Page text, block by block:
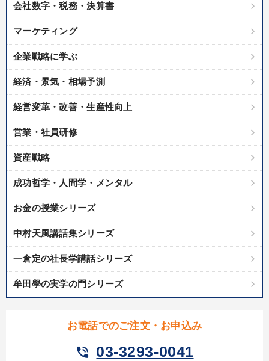
会社数字・税務・決算書
マーケティング
企業戦略に学ぶ
経済・景気・相場予測
経営変革・改善・生産性向上
営業・社員研修
資産戦略
成功哲学・人間学・メンタル
お金の授業シリーズ
中村天風講話集シリーズ
一倉定の社長学講話シリーズ
牟田學の実学の門シリーズ
お電話でのご注文・お申込み
phone_in_talk 03-3293-0041